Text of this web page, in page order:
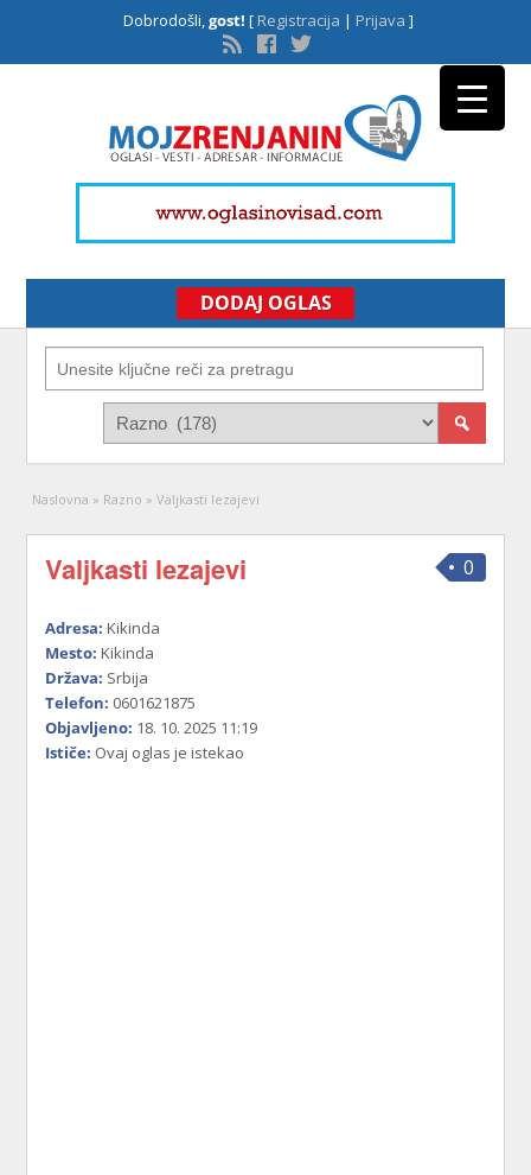
Dobrodošli,gost! [Registracija | Prijava ]
DODAJ OGLAS
Naslovna » Razno » Valjkasti lezajevi
0
Valjkasti lezajevi
Adresa: Kikinda
Mesto: Kikinda
Država: Srbija
Telefon: 0601621875
Objavljeno: 18. 10. 2025 11:19
Ističe: Ovaj oglas je istekao